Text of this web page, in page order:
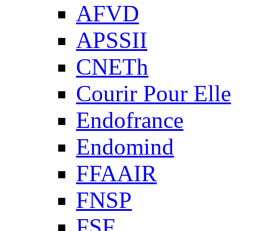
AFVD
APSSII
CNETh
Courir Pour Elle
Endofrance
Endomind
FFAAIR
FNSP